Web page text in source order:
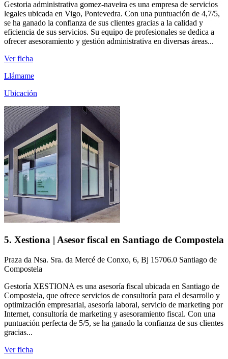
Gestoria administrativa gomez-naveira es una empresa de servicios
legales ubicada en Vigo, Pontevedra. Con una puntuación de 4,7/5,
se ha ganado la confianza de sus clientes gracias a la calidad y
eficiencia de sus servicios. Su equipo de profesionales se dedica a
ofrecer asesoramiento y gestión administrativa en diversas áreas...
Ver ficha
Llámame
Ubicación
5. Xestiona | Asesor fiscal en Santiago de Compostela
Praza da Nsa. Sra. da Mercé de Conxo, 6, Bj 15706.0 Santiago de
Compostela
Gestoría XESTIONA es una asesoría fiscal ubicada en Santiago de
Compostela, que ofrece servicios de consultoría para el desarrollo y
optimización empresarial, asesoría laboral, servicio de marketing por
Internet, consultoría de marketing y asesoramiento fiscal. Con una
puntuación perfecta de 5/5, se ha ganado la confianza de sus clientes
gracias...
Ver ficha